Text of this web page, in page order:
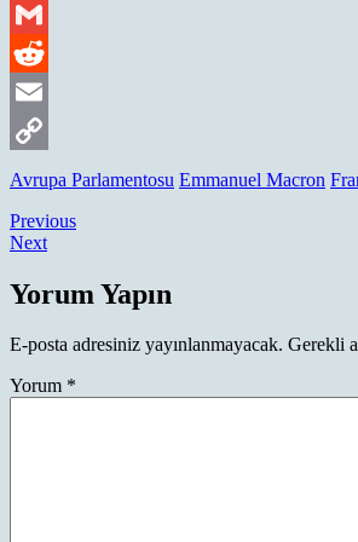
Outlook.com
Gmail
Reddit
Email
Copy
Avrupa Parlamentosu Emmanuel Macron
Yazı
gezinmesi
PreviousPrevious
NextNext
Yorum Yapın
E-posta adresiniz yayınlanmayacak. Gerekli
Yorum *